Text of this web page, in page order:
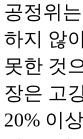
공정위
하지 않
못한 것
장은 고
20% 이